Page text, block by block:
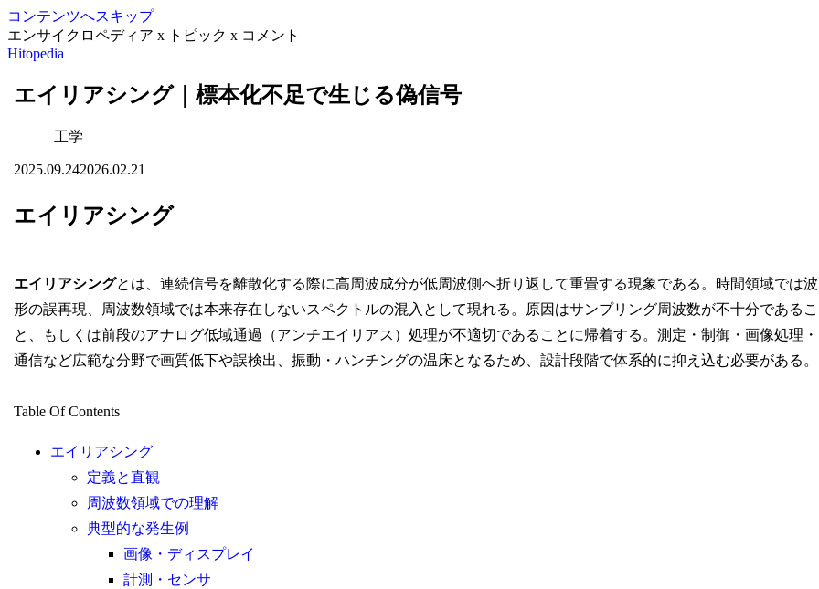
コンテンツへスキップ
エンサイクロペディア x トピック x コメント
Hitopedia
エイリアシング｜標本化不足で生じる偽信号
工学
2025.09.242026.02.21
エイリアシング
エイリアシングとは、連続信号を離散化する際に高周波成分が低周波側へ折り返して重畳する現象である。時間領域では波
形の誤再現、周波数領域では本来存在しないスペクトルの混入として現れる。原因はサンプリング周波数が不十分であるこ
と、もしくは前段のアナログ低域通過（アンチエイリアス）処理が不適切であることに帰着する。測定・制御・画像処理・
通信など広範な分野で画質低下や誤検出、振動・ハンチングの温床となるため、設計段階で体系的に抑え込む必要がある。
Table Of Contents
エイリアシング
定義と直観
周波数領域での理解
典型的な発生例
画像・ディスプレイ
計測・センサ